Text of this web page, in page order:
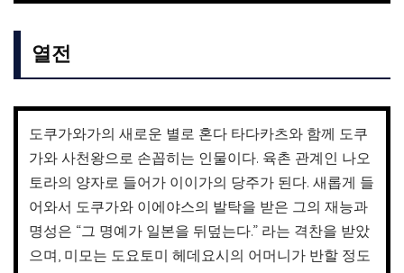
열전
도쿠가와가의 새로운 별로 혼다 타다카츠와 함께 도쿠
가와 사천왕으로 손꼽히는 인물이다. 육촌 관계인 나오
토라의 양자로 들어가 이이가의 당주가 된다. 새롭게 들
어와서 도쿠가와 이에야스의 발탁을 받은 그의 재능과
명성은 “그 명예가 일본을 뒤덮는다.” 라는 격찬을 받았
으며, 미모는 도요토미 헤데요시의 어머니가 반할 정도